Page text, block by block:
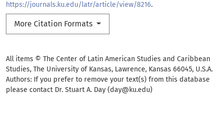
https://journals.ku.edu/latr/article/view/8216.
More Citation Formats
All items © The Center of Latin American Studies and Caribbean
Studies, The University of Kansas, Lawrence, Kansas 66045, U.S.A.
Authors: If you prefer to remove your text(s) from this database
please contact Dr. Stuart A. Day (day@ku.edu)